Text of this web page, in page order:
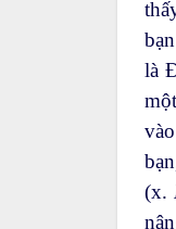
là
(x.